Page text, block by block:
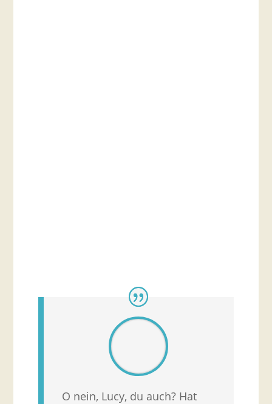
O nein, Lucy, du auch? Hat